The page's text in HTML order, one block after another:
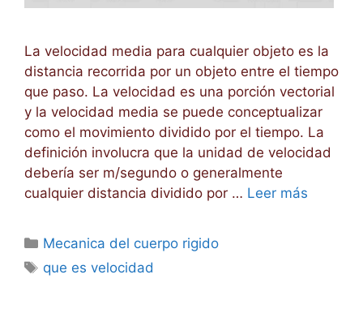
La velocidad media para cualquier objeto es la
distancia recorrida por un objeto entre el tiempo
que paso. La velocidad es una porción vectorial
y la velocidad media se puede conceptualizar
como el movimiento dividido por el tiempo. La
definición involucra que la unidad de velocidad
debería ser m/segundo o generalmente
cualquier distancia dividido por … Leer más
Categorías
Mecanica del cuerpo rigido
Etiquetas
que es velocidad